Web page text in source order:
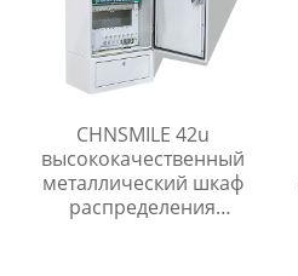
CHNSMILE 42u
высококачественный
металлический шкаф
распределения